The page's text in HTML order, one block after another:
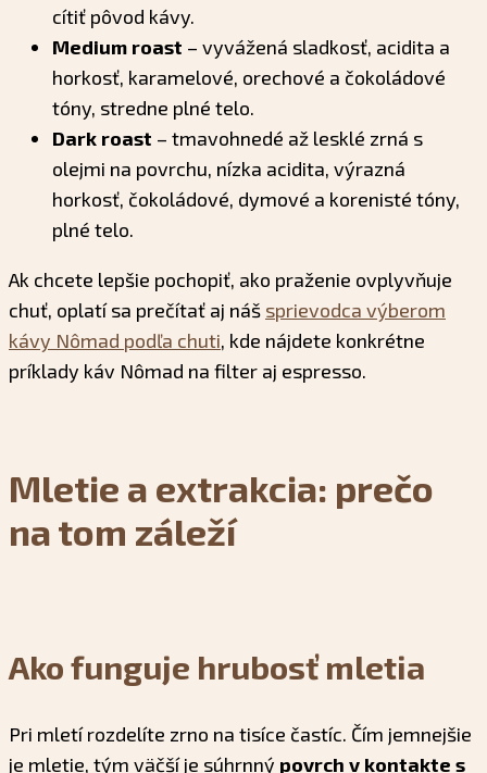
cítiť pôvod kávy.
Medium roast – vyvážená sladkosť, acidita a
horkosť, karamelové, orechové a čokoládové
tóny, stredne plné telo.
Dark roast – tmavohnedé až lesklé zrná s
olejmi na povrchu, nízka acidita, výrazná
horkosť, čokoládové, dymové a korenisté tóny,
plné telo.
Ak chcete lepšie pochopiť, ako praženie ovplyvňuje
chuť, oplatí sa prečítať aj náš sprievodca výberom
kávy Nômad podľa chuti, kde nájdete konkrétne
príklady káv Nômad na filter aj espresso.
Mletie a extrakcia: prečo
na tom záleží
Ako funguje hrubosť mletia
Pri mletí rozdelíte zrno na tisíce častíc. Čím jemnejšie
je mletie, tým väčší je súhrnný povrch v kontakte s